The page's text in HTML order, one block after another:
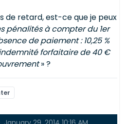
de retard, est-ce que je peux
pénalités à compter du 1er
de paiement : 10,25 %
forfaitaire de 40 €
» ?